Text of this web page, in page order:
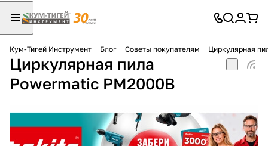
Кум-Тигей Инструмент Блог Советы покупателям Циркулярная
Циркулярная пила
Powermatic PM2000B
Для клиентов всех банков
Разбейте
оплатуна части
без переплат